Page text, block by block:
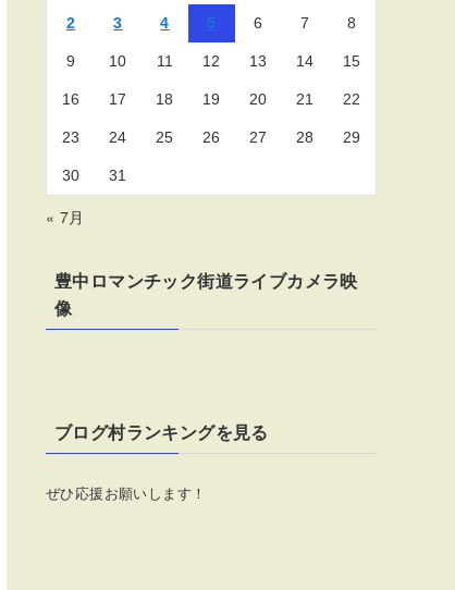
2 3 4 5 6 7 8
9 10 11 12 13 14 15
16 17 18 19 20 21 22
23 24 25 26 27 28 29
30 31
« 7月
豊中ロマンチック街道ライブカメラ映
像
ブログ村ランキングを見る
ぜひ応援お願いします！